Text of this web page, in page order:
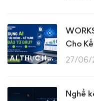
AI THỰC HÀNH
Cho
27/06/
Nghề